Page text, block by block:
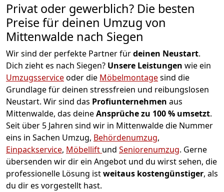
Privat oder gewerblich? Die besten
Preise für deinen Umzug von
Mittenwalde nach Siegen
Wir sind der perfekte Partner fürdeinen Neustart.
Dich zieht es nach Siegen? Unsere Leistungen wie ein
Umzugsserviceoder die Möbelmontagesind die
Grundlage für deinen stressfreien und reibungslosen
Neustart. Wir sind das Profiunternehmen aus
Mittenwalde, das deineAnsprüche zu 100 % umsetzt.
Seit über 5 Jahren sind wir in Mittenwalde die Nummer
eins in Sachen Umzug, Behördenumzug,
Einpackservice, Möbellift und Seniorenumzug. Gerne
übersenden wir dir ein Angebot und du wirst sehen, die
professionelle Lösung istweitaus kostengünstiger, als
du dir es vorgestellt hast.